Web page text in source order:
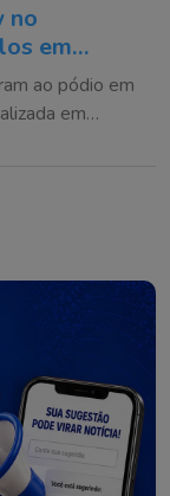
no
em
ao pódio em
em